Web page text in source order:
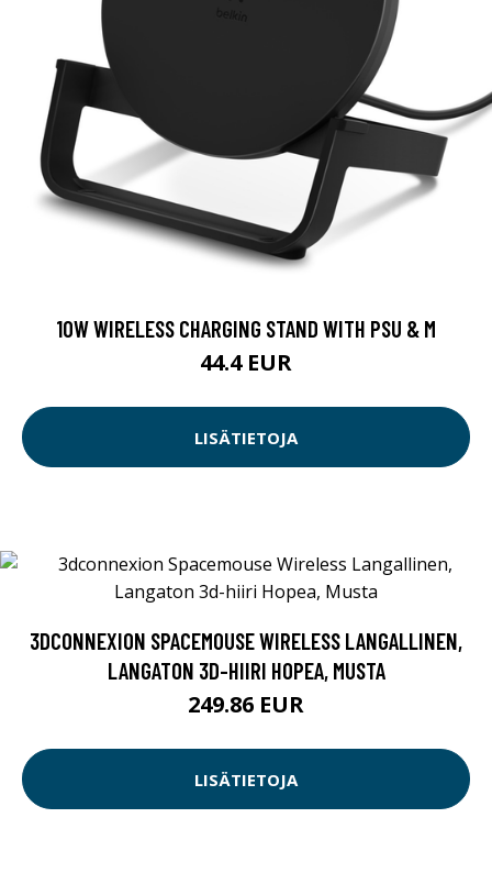
10W WIRELESS CHARGING STAND WITH PSU & M
44.4 EUR
LISÄTIETOJA
3DCONNEXION SPACEMOUSE WIRELESS LANGALLINEN,
LANGATON 3D-HIIRI HOPEA, MUSTA
249.86 EUR
LISÄTIETOJA